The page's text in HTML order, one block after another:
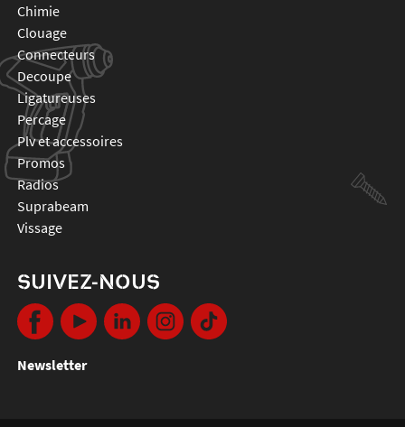
chimie
clouage
connecteurs
decoupe
ligatureuses
percage
plv et accessoires
promos
radios
suprabeam
vissage
SUIVEZ-NOUS
Newsletter